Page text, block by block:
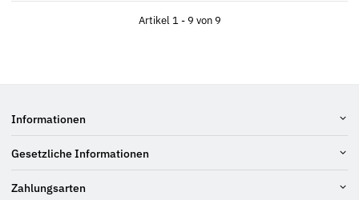
Artikel 1 - 9 von 9
Informationen
Gesetzliche Informationen
Zahlungsarten